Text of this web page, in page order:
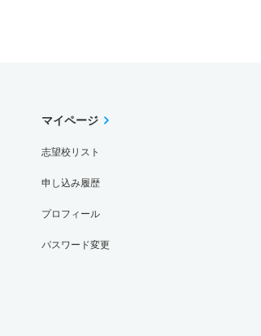
マイページ
志望校リスト
申し込み履歴
プロフィール
パスワード変更